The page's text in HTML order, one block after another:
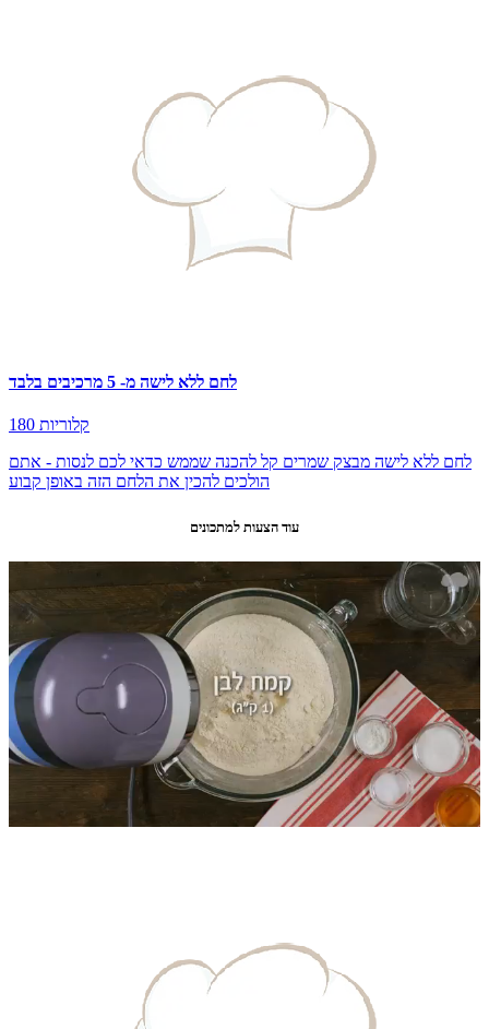
לחם ללא לישה מ- 5 מרכיבים בלבד
180 קלוריות
לחם ללא לישה מבצק שמרים קל להכנה שממש כדאי לכם לנסות - אתם
הולכים להכין את הלחם הזה באופן קבוע
עוד הצעות למתכונים